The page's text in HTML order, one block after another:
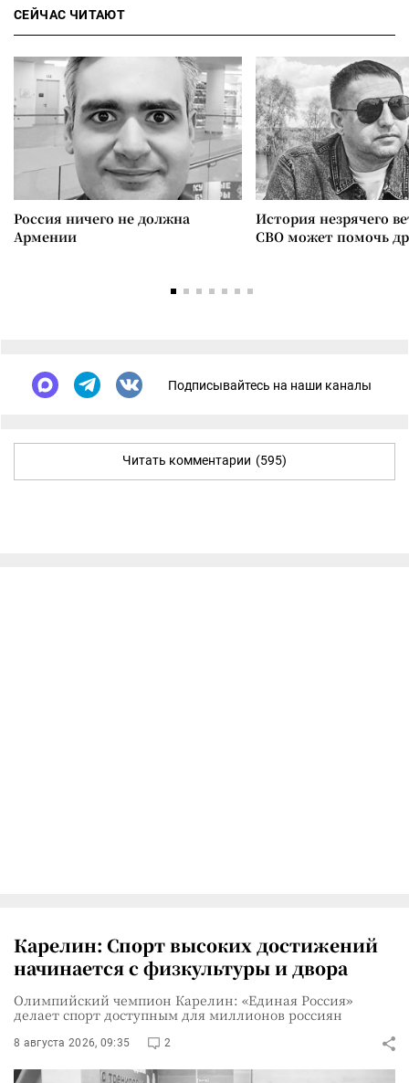
СЕЙЧАС ЧИТАЮТ
Россия ничего не должна
Армении
История незрячего
СВО может помочь
Подписывайтесь на наши каналы
Читать комментарии (595)
Карелин: Спорт высоких достижений
начинается с физкультуры и двора
Олимпийский чемпион Карелин: «Единая Россия»
делает спорт доступным для миллионов россиян
8 августа 2026, 09:35 2